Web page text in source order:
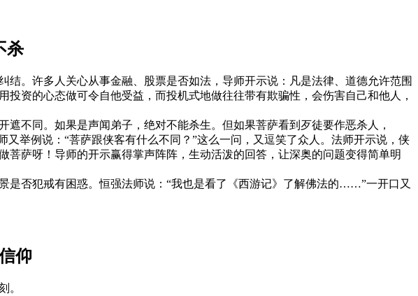
杀
。许多人关心从事金融、股票是否如法，导师开示说：凡是法律、道德允许范围
资的心态做可令自他受益，而投机式地做往往带有欺骗性，会伤害自己和他人，
不同。如果是声闻弟子，绝对不能杀生。但如果菩萨看到歹徒要作恶杀人，
举例说：“菩萨跟侠客有什么不同？”这么一问，又逗笑了众人。法师开示说，侠
萨呀！导师的开示赢得掌声阵阵，生动活泼的回答，让深奥的问题变得简单明
否犯戒有困惑。恒强法师说：“我也是看了《西游记》了解佛法的……”一开口又
仰
。